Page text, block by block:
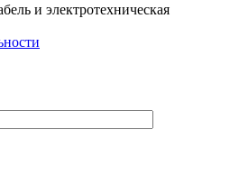
и электротехническая